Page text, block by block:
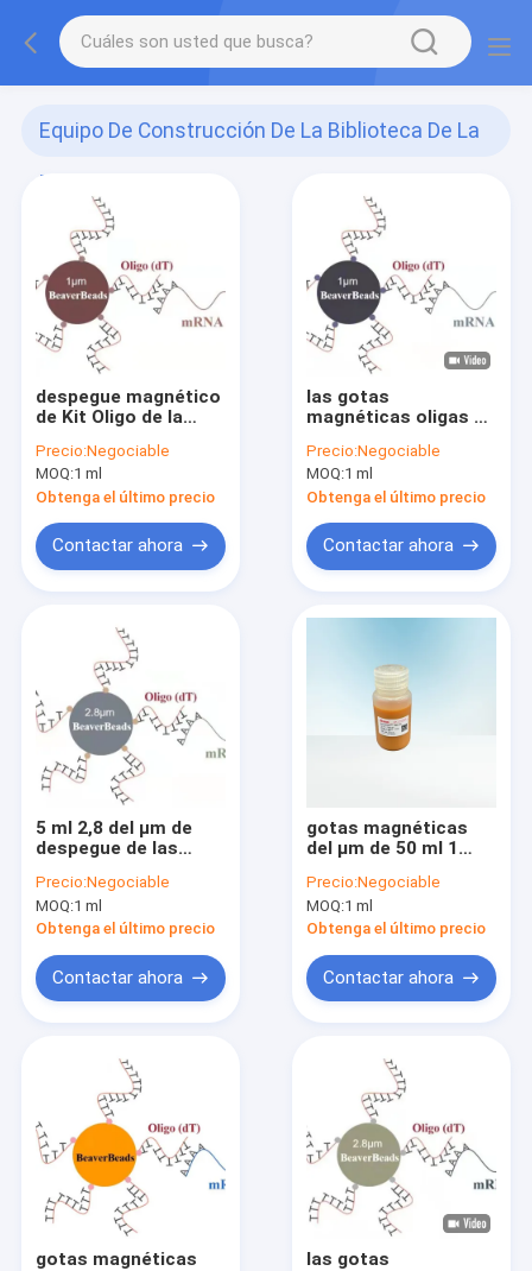
Equipo De Construcción De La Biblioteca De La
DNA
(16)
despegue magnético
de Kit Oligo de la
biblioteca de la DNA
de 5 del ml 1 gotas
del μm ata mRNA A
polivinílica
Precio:Negociable
MOQ:1 ml
Obtenga el último precio
Contactar ahora
las gotas
magnéticas oligas de
ml 1 capturan el
mRNA de alta calidad
Precio:Negociable
MOQ:1 ml
Obtenga el último precio
Contactar ahora
5 ml 2,8 del μm de
despegue de las
construcción
magnética oliga Kit
Capture High Quality
biblioteca
Precio:Negociable
MOQ:1 ml
Obtenga el último precio
Contactar ahora
gotas magnéticas
del μm de 50 ml 1
despegue oligo
Precio:Negociable
MOQ:1 ml
Obtenga el último precio
Contactar ahora
gotas magnéticas
las gotas